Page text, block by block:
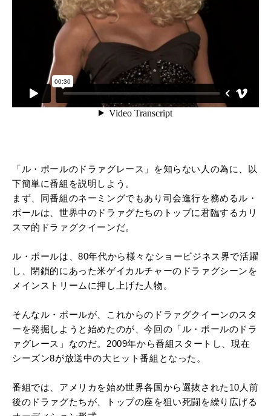
「ル・ポールのドラァグレース」を知らない人の為に、以
下簡単に番組を説明しよう。
まず、同番組のネーミングでもあり司会進行を務めるル・
ポールは、世界中のドラァグたちのトップに君臨するカリ
スマ的ドラァグクイーンだ。
ル・ポールは、80年代から様々なショービジネス界で活躍
し、閉鎖的にあった米ゲイカルチャーのドラァグシーンを
メインストリームに押し上げた人物。
そんなル・ポールが、これからのドラァグクイーンのスタ
ーを発掘しようと始めたのが、今回の「ル・ポールのドラ
ァグレース」なのだ。2009年から番組スタートし、現在
シーズン8が放送中の大ヒット番組となった。
番組では、アメリカを始め世界各国から選抜された10人前
後のドラァグたちが、トップの座を狙い死闘を繰り広げる